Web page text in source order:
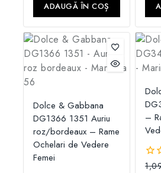
ADAUGĂ ÎN COȘ
Dolce & Gabbana
DG1366 1351 Auriu
roz/bordeaux – Rame
Ochelari de Vedere
Femei
–
0